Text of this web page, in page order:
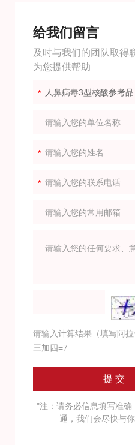
给我们留言
及时与我们的团队取得
为您提供帮助
请输入计算结果（填写阿拉
三加四=7
"注：请务必信息填写准确
通，我们会尽快与